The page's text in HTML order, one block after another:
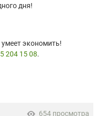
дня!
экономить!
204 15 08.
654 просмотра